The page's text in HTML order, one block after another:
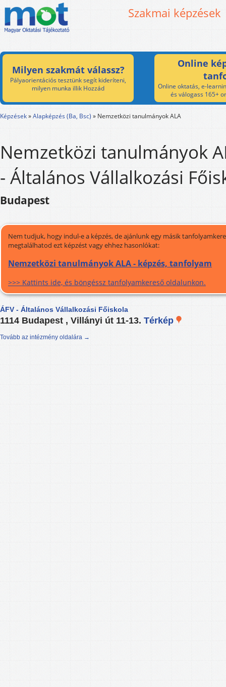
Szakmai képzések
Milyen szakmát válassz?
Pályaorientációs tesztünk segít kideríteni,
milyen munka illik Hozzád
Online
Online oktatás, e-
és válogass 165+
Képzések»Alapképzés (Ba, Bsc) » Nemzetközi tanulmányok ALA
Nemzetközi tanulmányok
- Általános Vállalkozási
Budapest
Nem tudjuk, hogy indul-e a képzés, de ajánlunk egy másik
megtalálhatod ezt képzést vagy ehhez hasonlókat:
Nemzetközi tanulmányok ALA - képzés, tanfolyam
>>> Kattints ide, és böngéssz tanfolyamkereső oldalunkon.
ÁFV - Általános Vállalkozási Főiskola
1114 Budapest , Villányi út 11-13. Térkép
Tovább az intézmény oldalára →